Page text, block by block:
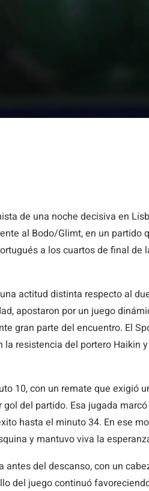
de una noche decisiva en
al Bodo/Glimt, en un partido
a los cuartos de final de
actitud distinta respecto al
apostaron por un juego
gran parte del encuentro. El
resistencia del portero Haikin
10, con un remate que exigió
del partido. Esa jugada
hasta el minuto 34. En ese
y mantuvo viva la
del descanso, con un
del juego continuó